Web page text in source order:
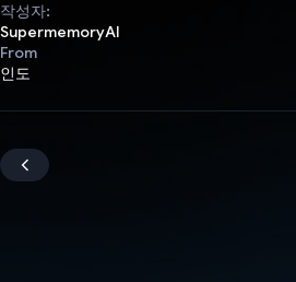
작성자:
SupermemoryAI
From
인도